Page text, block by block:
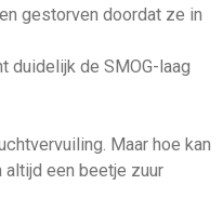
gestorven doordat ze in
duidelijk de SMOG-laag
Maar hoe kan
altijd een beetje zuur